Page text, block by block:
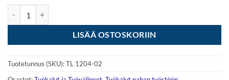
LISÄÄ OSTOSKORIIN
Tuotetunnus (SKU):TL 1204-02